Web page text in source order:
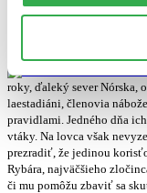
Jo Nesbo –
roky, ďaleký sever Nórska,
laestadiáni, členovia
pravidlami. Jedného dňa
vtáky. Na lovca však
prezradiť, že jedinou
Rybára, najväčšieho
či mu pomôžu zbaviť sa